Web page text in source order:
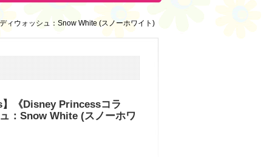
ィウォッシュ：Snow White (スノーホワイト)
】《Disney Princessコラ
：Snow White (スノーホワ